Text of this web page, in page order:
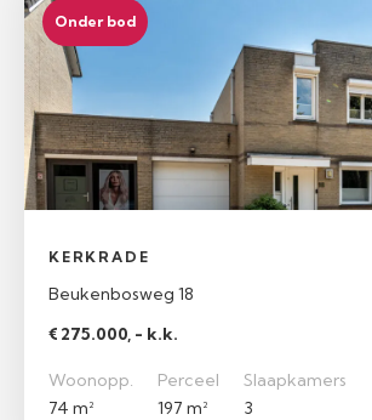
Onder bod
KERKRADE
Beukenbosweg 18
€ 275.000, - k.k.
Woonopp.
74 m²
Perceel
197 m²
Slaapkamers
3